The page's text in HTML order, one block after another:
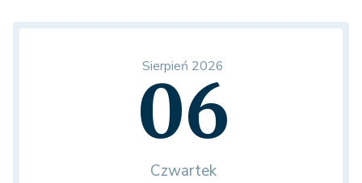
Sierpień 2026
06
Czwartek